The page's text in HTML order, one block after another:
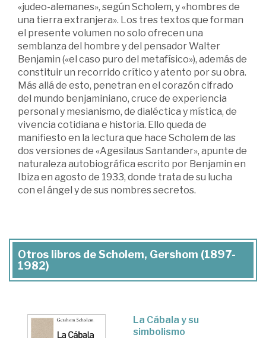
«judeo-alemanes», según Scholem, y «hombres de
una tierra extranjera». Los tres textos que forman
el presente volumen no solo ofrecen una
semblanza del hombre y del pensador Walter
Benjamin («el caso puro del metafísico»), además de
constituir un recorrido crítico y atento por su obra.
Más allá de esto, penetran en el corazón cifrado
del mundo benjaminiano, cruce de experiencia
personal y mesianismo, de dialéctica y mística, de
vivencia cotidiana e historia. Ello queda de
manifiesto en la lectura que hace Scholem de las
dos versiones de «Agesilaus Santander», apunte de
naturaleza autobiográfica escrito por Benjamin en
Ibiza en agosto de 1933, donde trata de su lucha
con el ángel y de sus nombres secretos.
Otros libros de Scholem, Gershom (1897-
1982)
La Cábala y su
simbolismo